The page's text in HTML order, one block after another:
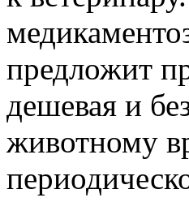
предложит
дешевая и
животному